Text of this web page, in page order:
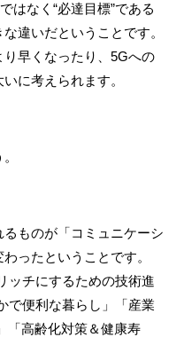
はなく“必達目標”である
違いだということです。
早くなったり、5Gへの
に考えられます。
ものが「コミュニケーシ
ったということです。
ッチにするための技術進
で便利な暮らし」「産業
「高齢化対策＆健康寿